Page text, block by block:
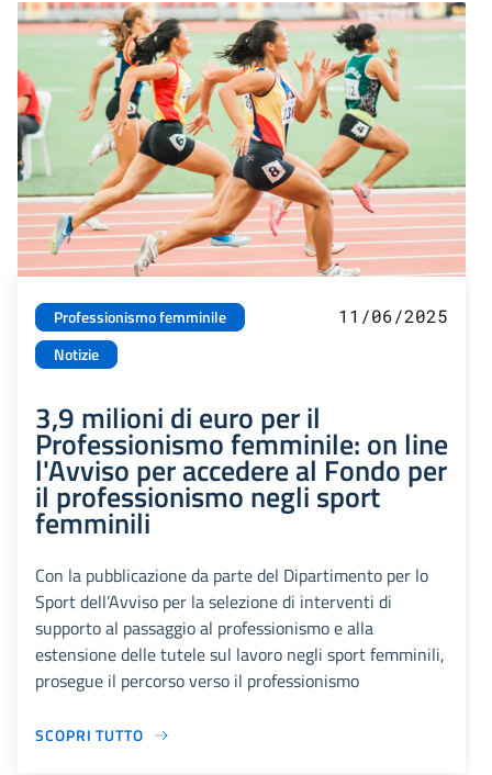
Professionismo femminile
Notizie
11/06/2025
3,9 milioni di euro per il
Professionismo femminile: on line
l'Avviso per accedere al Fondo per
il professionismo negli sport
femminili
Con la pubblicazione da parte del Dipartimento per lo
Sport dell’Avviso per la selezione di interventi di
supporto al passaggio al professionismo e alla
estensione delle tutele sul lavoro negli sport femminili,
prosegue il percorso verso il professionismo
SCOPRI TUTTO